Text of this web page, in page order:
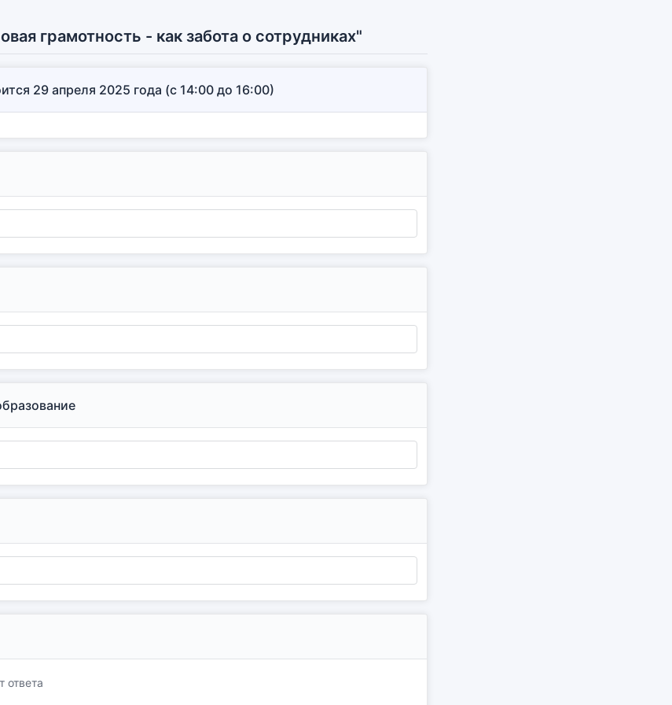
грамотность - как забота о сотрудниках"
29 апреля 2025 года (с 14:00 до 16:00)
ответа